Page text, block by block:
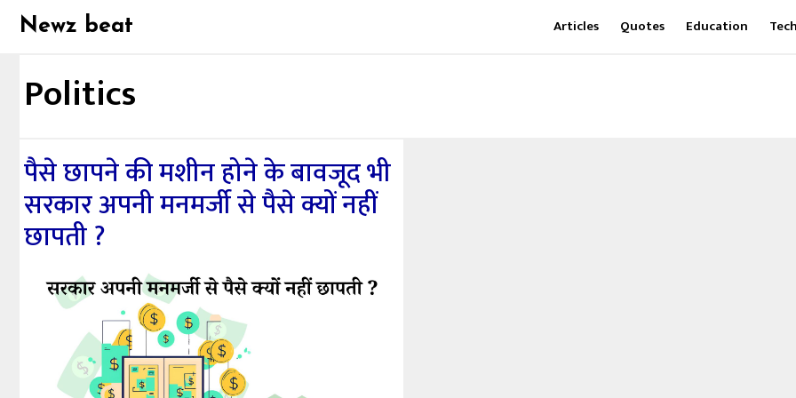
Skip
content
Newz beat Articles Quotes Education
Politics
पैसे छापने की मशीन होने के बावजूद भी
सरकार अपनी मनमर्जी से पैसे क्यों नहीं
छापती ?